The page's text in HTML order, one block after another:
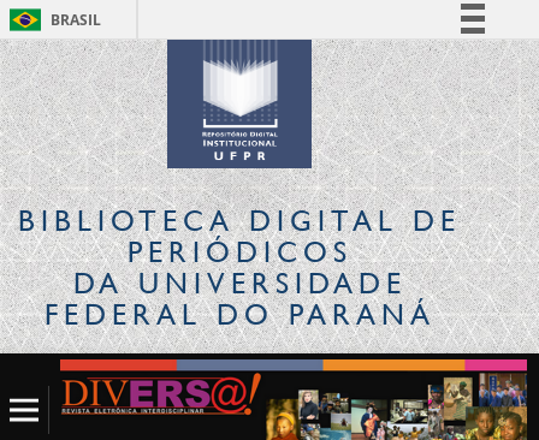
BRASIL
Simplifique!
Comunica BR
Participe
Acesso à informação
Legislação
Canais
BIBLIOTECA DIGITALDE
PERIÓDICOS
DA UNIVERSIDADE
FEDERAL DO PARANÁ